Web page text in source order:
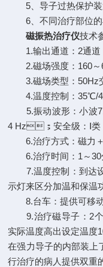
5、导子过热保护装
6、不同治疗部位的
磁振热治疗仪技术参
1.输出通道：2通道
2.磁场强度：160
3.磁场类型：50Hz交
4.温度控制：
5.振动波形：小
4 Hz；安全级：Ⅰ类
6.治疗方式：磁力
6.治疗时间：1～
7.温度控制：到
示灯来区分加温和保温功能
8.台车：提供可移
9.治疗磁导子：2个
实际温度高出设定温度
在强力导子的内部装上
行治疗的病人提供双重